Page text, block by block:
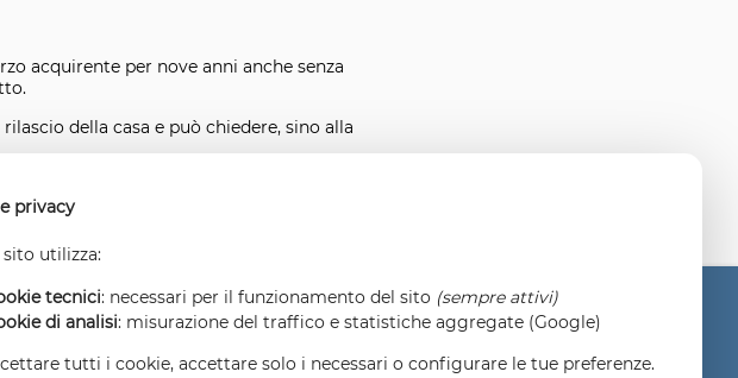
privacy
utilizza:
tecnici: necessari per il funzionamento del sito (sempre attivi)
di analisi: misurazione del traffico e statistiche aggregate (Google)
tutti i cookie, accettare solo i necessari o configurare le tue preferenze.
acquirente per nove anni anche senza
della casa e può chiedere, sino alla